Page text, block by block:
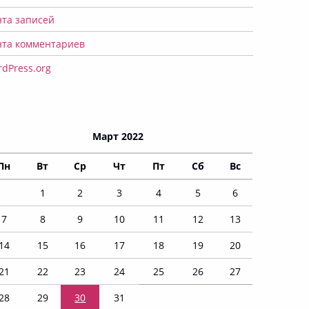
записей
комментариев
Март 2022
Вт Ср Чт Пт Сб Вс
1 2 3 4 5
6
7
8 9 10 11 12
13
14
15 16 17 18 19
20
22 23 24 25 26
27
29 30 31